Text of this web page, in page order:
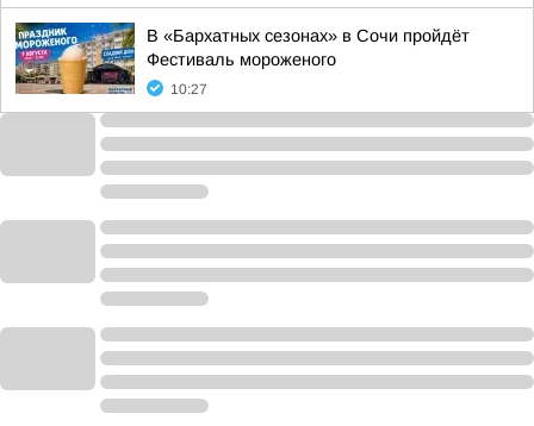
В «Бархатных сезонах» в Сочи пройдёт
Фестиваль мороженого
10:27